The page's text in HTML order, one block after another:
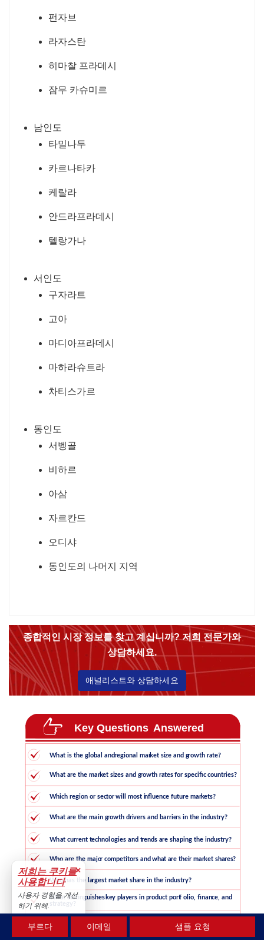
펀자브
라자스탄
히마찰 프라데시
잠무 카슈미르
남인도
타밀나두
카르나타카
케랄라
안드라프라데시
텔랑가나
서인도
구자라트
고아
마디아프라데시
마하라슈트라
차티스가르
동인도
서벵골
비하르
아삼
자르칸드
오디샤
동인도의 나머지 지역
종합적인 시장 정보를 찾고 계십니까? 저희 전문가와
상담하세요.
애널리스트와 상담하세요
부르다 이메일 샘플 요청
저희는 쿠키를
사용합니다
×
사용자 경험을 개선
하기 위해.